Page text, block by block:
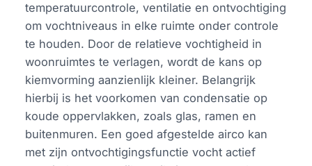
temperatuurcontrole, ventilatie en ontvochtiging
om vochtniveaus in elke ruimte onder controle
te houden. Door de relatieve vochtigheid in
woonruimtes te verlagen, wordt de kans op
kiemvorming aanzienlijk kleiner. Belangrijk
hierbij is het voorkomen van condensatie op
koude oppervlakken, zoals glas, ramen en
buitenmuren. Een goed afgestelde airco kan
met zijn ontvochtigingsfunctie vocht actief